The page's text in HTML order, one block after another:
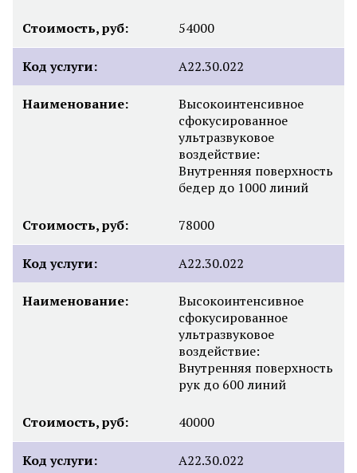
Стоимость, руб: 54000
Код услуги: А22.30.022
Наименование:
Высокоинтенсивное
сфокусированное
ультразвуковое
воздействие:
Внутренняя поверхность
бедер до 1000 линий
Стоимость, руб: 78000
Код услуги: А22.30.022
Наименование:
Высокоинтенсивное
сфокусированное
ультразвуковое
воздействие:
Внутренняя поверхность
рук до 600 линий
Стоимость, руб: 40000
Код услуги: А22.30.022